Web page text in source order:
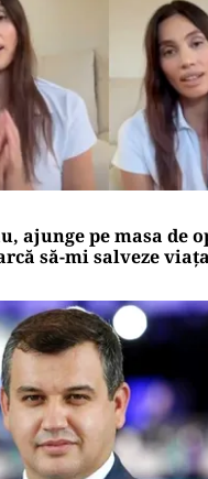
ajunge pe masa de
să-mi salveze